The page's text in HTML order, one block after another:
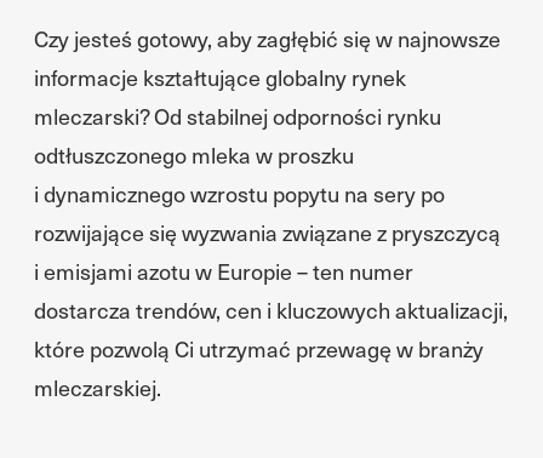
Czy jesteś gotowy, aby zagłębić się w najnowsze
informacje kształtujące globalny rynek
mleczarski? Od stabilnej odporności rynku
odtłuszczonego mleka w proszku
i dynamicznego wzrostu popytu na sery po
rozwijające się wyzwania związane z pryszczycą
i emisjami azotu w Europie – ten numer
dostarcza trendów, cen i kluczowych aktualizacji,
które pozwolą Ci utrzymać przewagę w branży
mleczarskiej.